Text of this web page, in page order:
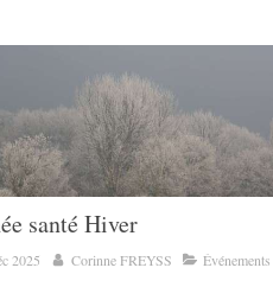
santé Hiver
2025 Corinne FREYSS Événements